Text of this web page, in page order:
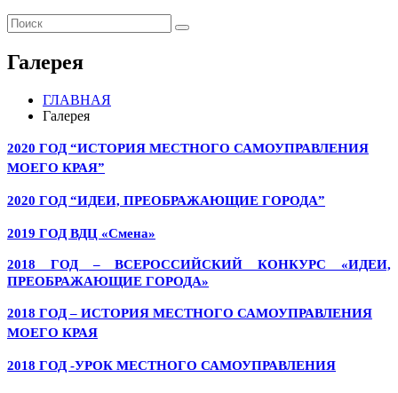
Галерея
ГЛАВНАЯ
Галерея
2020 ГОД “ИСТОРИЯ МЕСТНОГО САМОУПРАВЛЕНИЯ
МОЕГО КРАЯ”
2020 ГОД “ИДЕИ, ПРЕОБРАЖАЮЩИЕ ГОРОДА”
2019 ГОД ВДЦ «Смена»
2018 ГОД – ВСЕРОССИЙСКИЙ КОНКУРС «ИДЕИ,
ПРЕОБРАЖАЮЩИЕ ГОРОДА»
2018 ГОД – ИСТОРИЯ МЕСТНОГО САМОУПРАВЛЕНИЯ
МОЕГО КРАЯ
2018 ГОД -УРОК МЕСТНОГО САМОУПРАВЛЕНИЯ